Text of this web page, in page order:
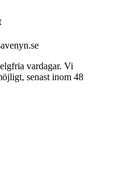
vardagar. Vi
senast inom 48